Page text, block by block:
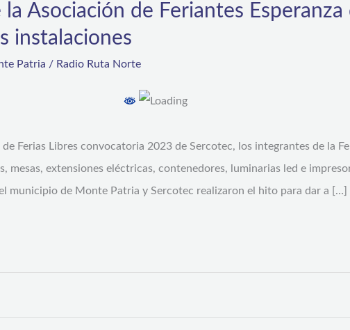
Asociación de Feriantes
instalaciones
Patria / Radio Ruta Norte
Ferias Libres convocatoria 2023 de Sercotec, los integrantes de la
mesas, extensiones eléctricas, contenedores, luminarias led e
municipio de Monte Patria y Sercotec realizaron el hito para dar a […]